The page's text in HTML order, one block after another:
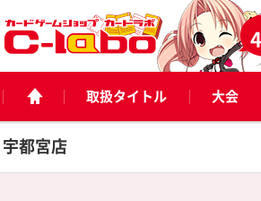
取扱タイトル 大会
宇都宮店